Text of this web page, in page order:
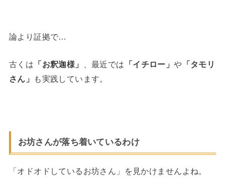
論より証拠で…
古くは 「お釈迦様」 、最近では 「イチロー」や 「タモリ
さん」
も実践しています。
お坊さんが落ち着いているわけ
「オドオドしているお坊さん」を見かけませんよね。